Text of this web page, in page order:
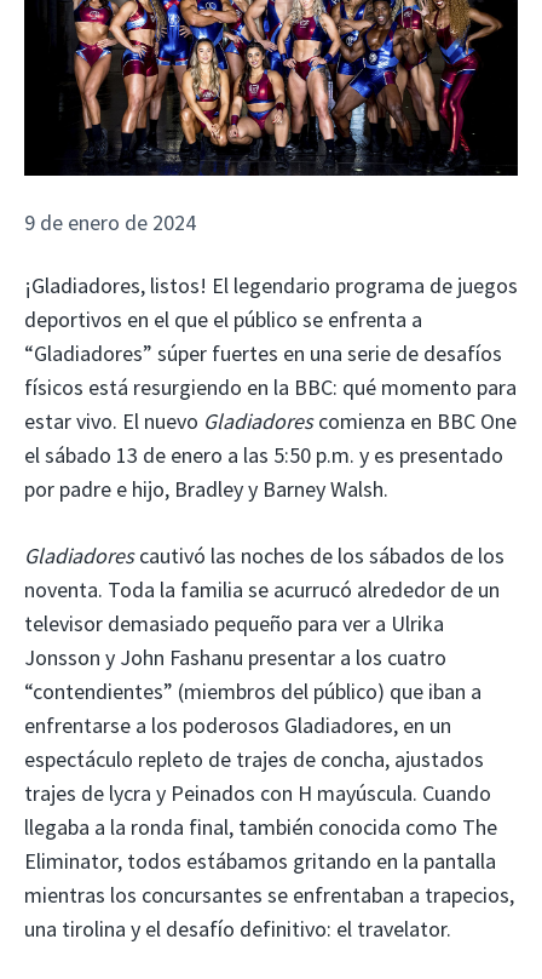
9 de enero de 2024
¡Gladiadores, listos! El legendario programa de juegos
deportivos en el que el público se enfrenta a
“Gladiadores” súper fuertes en una serie de desafíos
físicos está resurgiendo en la BBC: qué momento para
estar vivo. El nuevo Gladiadorescomienza en BBC One
el sábado 13 de enero a las 5:50 p.m. y es presentado
por padre e hijo, Bradley y Barney Walsh.
Gladiadorescautivó las noches de los sábados de los
noventa. Toda la familia se acurrucó alrededor de un
televisor demasiado pequeño para ver a Ulrika
Jonsson y John Fashanu presentar a los cuatro
“contendientes” (miembros del público) que iban a
enfrentarse a los poderosos Gladiadores, en un
espectáculo repleto de trajes de concha, ajustados
trajes de lycra y Peinados con H mayúscula. Cuando
llegaba a la ronda final, también conocida como The
Eliminator, todos estábamos gritando en la pantalla
mientras los concursantes se enfrentaban a trapecios,
una tirolina y el desafío definitivo: el travelator.